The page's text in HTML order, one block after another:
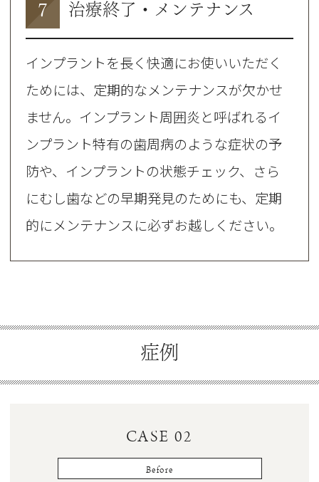
7 治療終了・メンテナンス
インプラントを長く快適にお使いいただく
ためには、定期的なメンテナンスが欠かせ
ません。インプラント周囲炎と呼ばれるイ
ンプラント特有の歯周病のような症状の予
防や、インプラントの状態チェック、さら
にむし歯などの早期発見のためにも、定期
的にメンテナンスに必ずお越しください。
症例
CASE 02
Before